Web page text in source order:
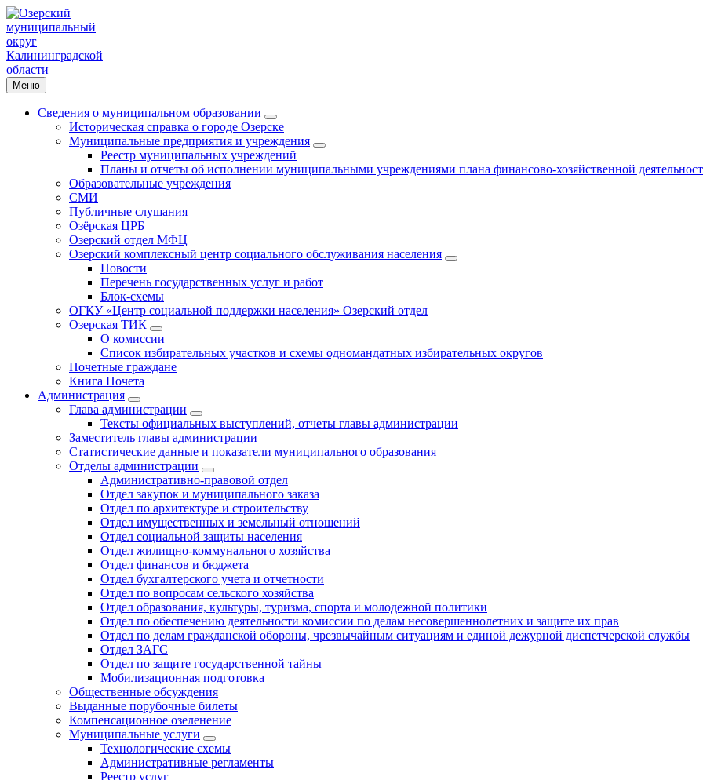
Меню
Сведения о муниципальном образовании
Историческая справка о городе Озерске
Муниципальные предприятия и учреждения
Реестр муниципальных учреждений
Планы и отчеты об исполнении муниципальными учреждениями плана финансово-хозяйственной
Образовательные учреждения
СМИ
Публичные слушания
Озёрская ЦРБ
Озерский отдел МФЦ
Озерский комплексный центр социального обслуживания населения
Новости
Перечень государственных услуг и работ
Блок-схемы
ОГКУ «Центр социальной поддержки населения» Озерский отдел
Озерская ТИК
О комиссии
Список избирательных участков и схемы одномандатных избирательных округов
Почетные граждане
Книга Почета
Администрация
Глава администрации
Тексты официальных выступлений, отчеты главы администрации
Заместитель главы администрации
Статистические данные и показатели муниципального образования
Отделы администрации
Административно-правовой отдел
Отдел закупок и муниципального заказа
Отдел по архитектуре и строительству
Отдел имущественных и земельный отношений
Отдел социальной защиты населения
Отдел жилищно-коммунального хозяйства
Отдел финансов и бюджета
Отдел бухгалтерского учета и отчетности
Отдел по вопросам сельского хозяйства
Отдел образования, культуры, туризма, спорта и молодежной политики
Отдел по обеспечению деятельности комиссии по делам несовершеннолетних и защите их прав
Отдел по делам гражданской обороны, чрезвычайным ситуациям и единой дежурной диспетчерской службы
Отдел ЗАГС
Отдел по защите государственной тайны
Мобилизационная подготовка
Общественные обсуждения
Выданные порубочные билеты
Компенсационное озеленение
Муниципальные услуги
Технологические схемы
Административные регламенты
Реестр услуг